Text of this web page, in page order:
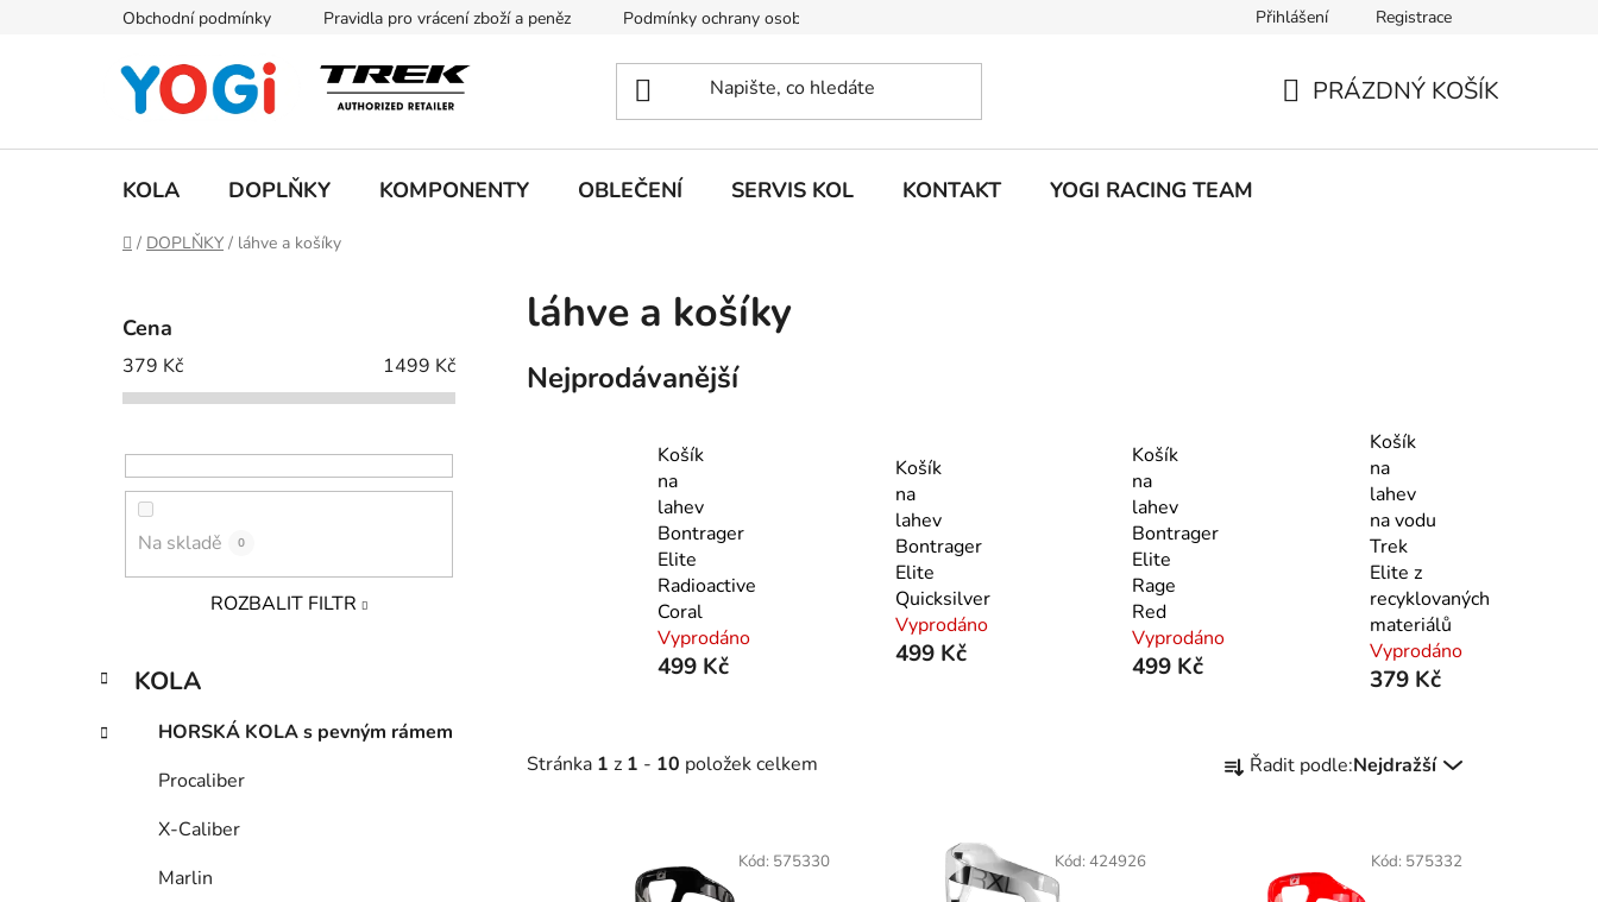
Obchodní podmínky Pravidla pro vrácení zboží a peněz Podmínky ochrany osobních údajů Přihlášení Registrace
PRÁZDNÝ KOŠÍK
KOLA DOPLŇKY KOMPONENTY OBLEČENÍ SERVIS KOL KONTAKT YOGI RACING TEAM
Domů
/ DOPLŇKY / láhve a košíky
l
Cena
379 Kč 1499 Kč
Na skladě 0
ROZBALIT FILTR
Přeskočit
kategorie
K
a
e
KOLA
HORSKÁ KOLA s pevným rámem
Procaliber
X-Caliber
Marlin
láhve a košíky
Nejprodávanější
Košík
na
lahev
Bontrager
Elite
Radioactive
Coral
Vyprodáno
499 Kč
Košík
na
lahev
Bontrager
Elite
Quicksilver
Vyprodáno
499 Kč
Košík
na
lahev
Bontrager
Elite
Rage
Red
Vyprodáno
499 Kč
Košík
na
lahev
na vodu
Trek
Elite z
recyklovaných
materiálů
Vyprodáno
379 Kč
Stránka 1 z 1 - 10 položek celkem
a Řadit podle:Nejdražší
Kód: 575330 Kód: 424926 Kód: 575332